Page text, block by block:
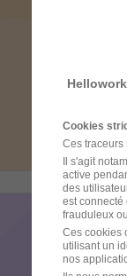
il y a
Cookies
Ces traceurs
Il s'agit
active
des
est connecté
frauduleux
Ces cookies
utilisant un
nos